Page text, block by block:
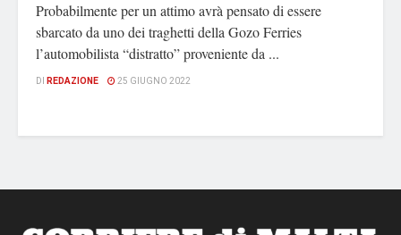
Probabilmente per un attimo avrà pensato di essere
sbarcato da uno dei traghetti della Gozo Ferries
l’automobilista “distratto” proveniente da ...
DI REDAZIONE 25 GIUGNO 2022